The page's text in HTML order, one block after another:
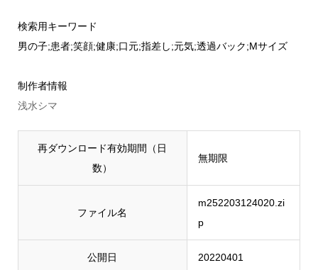
検索用キーワード
男の子;患者;笑顔;健康;口元;指差し;元気;透過バック;Mサイズ
制作者情報
浅水シマ
再ダウンロード有効期間（日
数）
無期限
ファイル名
m252203124020.zi
p
公開日 20220401